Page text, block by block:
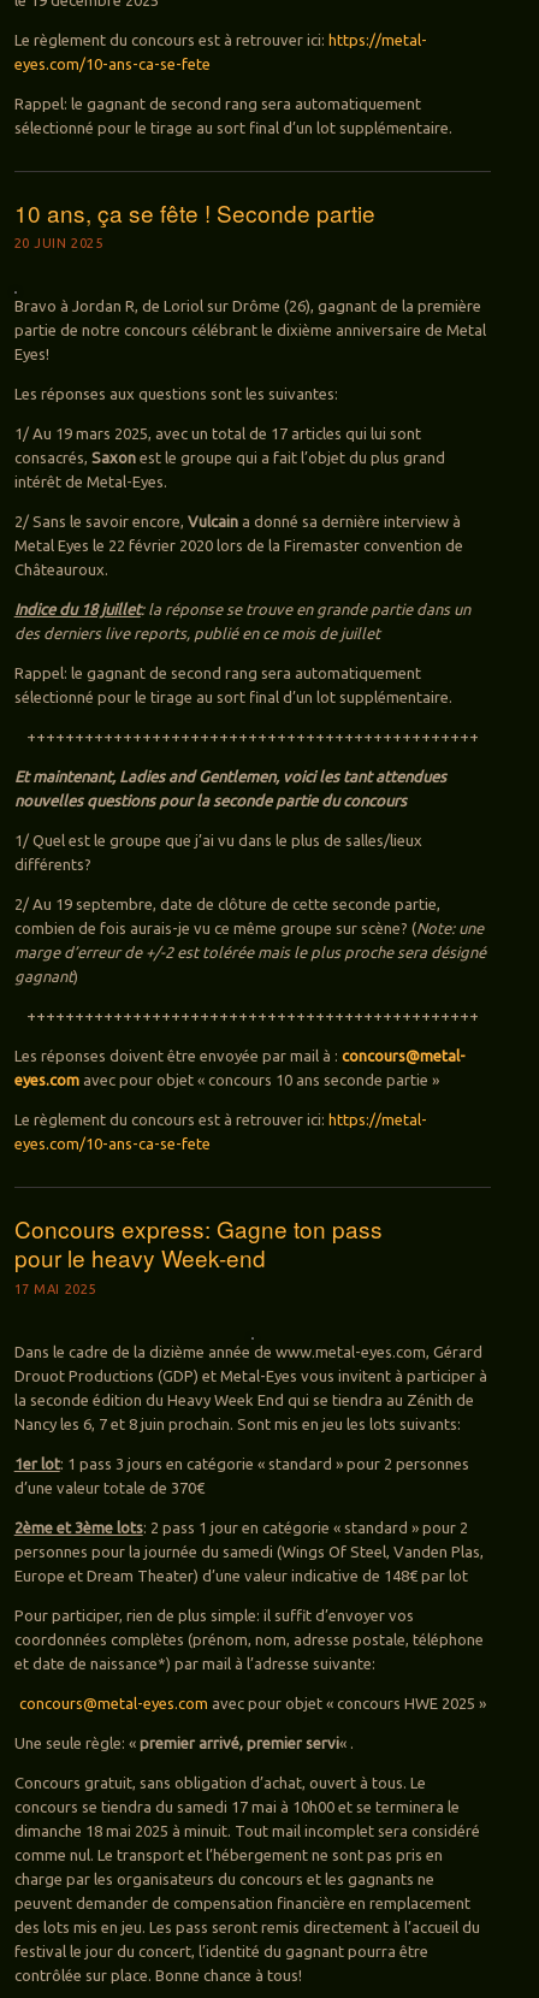
Le règlement du concours est à retrouver ici: https://metal-
eyes.com/10-ans-ca-se-fete
Rappel: le gagnant de second rang sera automatiquement
sélectionné pour le tirage au sort final d’un lot supplémentaire.
10 ans, ça se fête ! Seconde partie
20 JUIN 2025
Bravo à Jordan R, de Loriol sur Drôme (26), gagnant de la première
partie de notre concours célébrant le dixième anniversaire de Metal
Eyes!
Les réponses aux questions sont les suivantes:
1/ Au 19 mars 2025, avec un total de 17 articles qui lui sont
consacrés, Saxon est le groupe qui a fait l’objet du plus grand
intérêt de Metal-Eyes.
2/ Sans le savoir encore, Vulcain a donné sa dernière interview à
Metal Eyes le 22 février 2020 lors de la Firemaster convention de
Châteauroux.
Indice du 18 juillet: la réponse se trouve en grande partie dans un
des derniers live reports, publié en ce mois de juillet
Rappel: le gagnant de second rang sera automatiquement
sélectionné pour le tirage au sort final d’un lot supplémentaire.
+++++++++++++++++++++++++++++++++++++++++++++++
Et maintenant, Ladies and Gentlemen, voici les tant attendues
nouvelles questions pour la seconde partie du concours
1/ Quel est le groupe que j’ai vu dans le plus de salles/lieux
différents?
2/ Au 19 septembre, date de clôture de cette seconde partie,
combien de fois aurais-je vu ce même groupe sur scène? (Note: une
marge d’erreur de +/-2 est tolérée mais le plus proche sera désigné
gagnant)
+++++++++++++++++++++++++++++++++++++++++++++++
Les réponses doivent être envoyée par mail à : concours@metal-
eyes.comavec pour objet « concours 10 ans seconde partie »
Le règlement du concours est à retrouver ici: https://metal-
eyes.com/10-ans-ca-se-fete
Concours express: Gagne ton pass
pour le heavy Week-end
17 MAI 2025
Dans le cadre de la dizième année de www.metal-eyes.com, Gérard
Drouot Productions (GDP) et Metal-Eyes vous invitent à participer à
la seconde édition du Heavy Week End qui se tiendra au Zénith de
Nancy les 6, 7 et 8 juin prochain. Sont mis en jeu les lots suivants:
1er lot: 1 pass 3 jours en catégorie « standard » pour 2 personnes
d’une valeur totale de 370€
2ème et 3ème lots: 2 pass 1 jour en catégorie « standard » pour 2
personnes pour la journée du samedi (Wings Of Steel, Vanden Plas,
Europe et Dream Theater) d’une valeur indicative de 148€ par lot
Pour participer, rien de plus simple: il suffit d’envoyer vos
coordonnées complètes (prénom, nom, adresse postale, téléphone
et date de naissance*) par mail à l’adresse suivante:
concours@metal-eyes.com avec pour objet « concours HWE 2025 »
Une seule règle: « premier arrivé, premier servi« .
Concours gratuit, sans obligation d’achat, ouvert à tous. Le
concours se tiendra du samedi 17 mai à 10h00 et se terminera le
dimanche 18 mai 2025 à minuit. Tout mail incomplet sera considéré
comme nul. Le transport et l’hébergement ne sont pas pris en
charge par les organisateurs du concours et les gagnants ne
peuvent demander de compensation financière en remplacement
des lots mis en jeu. Les pass seront remis directement à l’accueil du
festival le jour du concert, l’identité du gagnant pourra être
contrôlée sur place. Bonne chance à tous!